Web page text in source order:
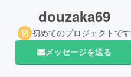
douzaka69
初めてのプロジェクトです
メッセージを送る